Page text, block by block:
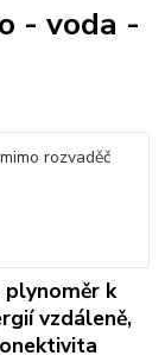
- voda -
k
vzdáleně,